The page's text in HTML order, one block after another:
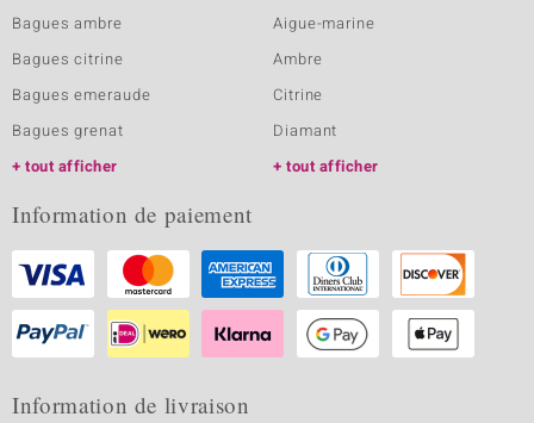
Bagues ambre
Bagues citrine
Bagues emeraude
Bagues grenat
tout afficher
Aigue-marine
Ambre
Citrine
Diamant
tout afficher
Information de paiement
Information de livraison